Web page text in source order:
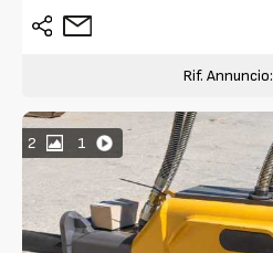
Rif. Annuncio:
2 1